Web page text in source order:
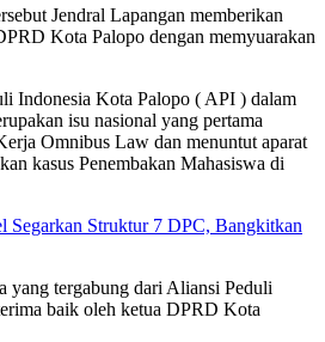
Jendral Lapangan memberikan
Kota Palopo dengan memyuarakan
Indonesia Kota Palopo ( API ) dalam
isu nasional yang pertama
Omnibus Law dan menuntut aparat
kasus Penembakan Mahasiswa di
Segarkan Struktur 7 DPC, Bangkitkan
yang tergabung dari Aliansi Peduli
baik oleh ketua DPRD Kota